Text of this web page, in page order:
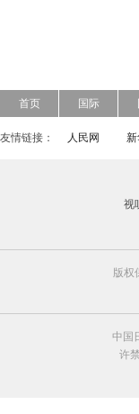
首页 国际
友情链接： 人民网 新
视
版权
中国
许